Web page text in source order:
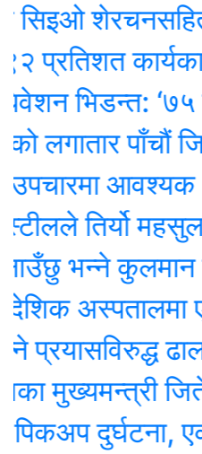
शेरचनसहित
कार्यकारी
भिडन्त: ‘७५
पाँचौं जित,
आवश्यक
तिर्यो महसुल
भन्ने कुलमान
अस्पतालमा
ढाल
जितेन्द्र
दुर्घटना, एक